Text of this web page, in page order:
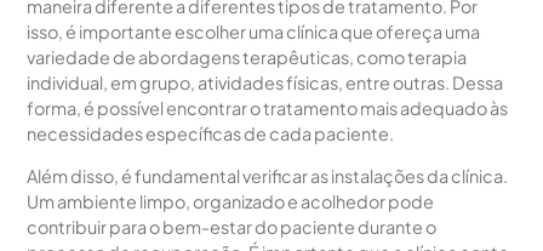
maneira diferente a diferentes tipos de tratamento. Por
isso, é importante escolher uma clínica que ofereça uma
variedade de abordagens terapêuticas, como terapia
individual, em grupo, atividades físicas, entre outras. Dessa
forma, é possível encontrar o tratamento mais adequado às
necessidades específicas de cada paciente.
Além disso, é fundamental verificar as instalações da clínica.
Um ambiente limpo, organizado e acolhedor pode
contribuir para o bem-estar do paciente durante o